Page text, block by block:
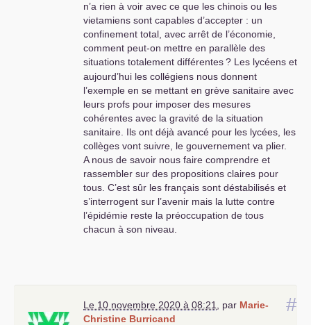
n’a rien à voir avec ce que les chinois ou les
vietamiens sont capables d’accepter : un
confinement total, avec arrêt de l’économie,
comment peut-on mettre en parallèle des
situations totalement différentes? Les lycéens et
aujourd’hui les collégiens nous donnent
l’exemple en se mettant en grève sanitaire avec
leurs profs pour imposer des mesures
cohérentes avec la gravité de la situation
sanitaire. Ils ont déjà avancé pour les lycées, les
collèges vont suivre, le gouvernement va plier.
A nous de savoir nous faire comprendre et
rassembler sur des propositions claires pour
tous. C’est sûr les français sont déstabilisés et
s’interrogent sur l’avenir mais la lutte contre
l’épidémie reste la préoccupation de tous
chacun à son niveau.
#
Le 10 novembre 2020 à 08:21 par Marie-
Christine Burricand